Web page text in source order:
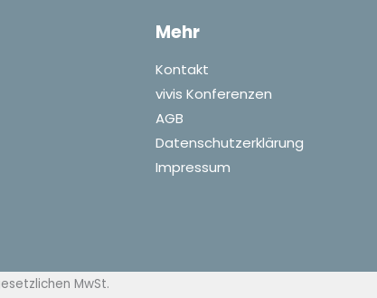
Mehr
Kontakt
vivis Konferenzen
AGB
Datenschutzerklärung
Impressum
MwSt.